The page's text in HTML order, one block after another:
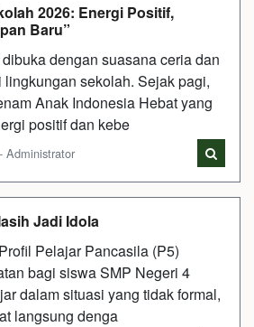
2026: Energi Positif,
Baru”
dengan suasana ceria dan
sekolah. Sejak pagi,
Anak Indonesia Hebat yang
positif dan kebe
Administrator
Jadi Idola
Pelajar Pancasila (P5)
bagi siswa SMP Negeri 4
dalam situasi yang tidak formal,
langsung denga